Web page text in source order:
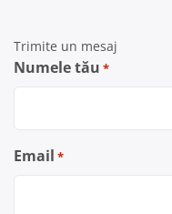
Trimite un mesaj
Numele tău *
Email *